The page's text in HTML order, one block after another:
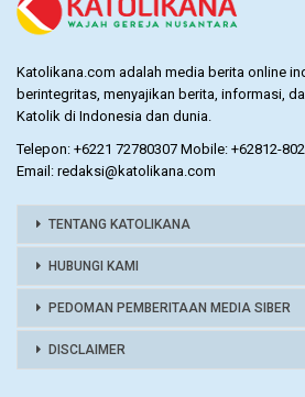
Katolikana.com adalah media berita online
berintegritas, menyajikan berita, informasi,
Katolik di Indonesia dan dunia.
Telepon: +6221 72780307 Mobile: +62812-
Email: redaksi@katolikana.com
TENTANG KATOLIKANA
HUBUNGI KAMI
PEDOMAN PEMBERITAAN MEDIA SIBER
DISCLAIMER